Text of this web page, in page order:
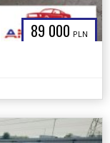
89 000 PLN